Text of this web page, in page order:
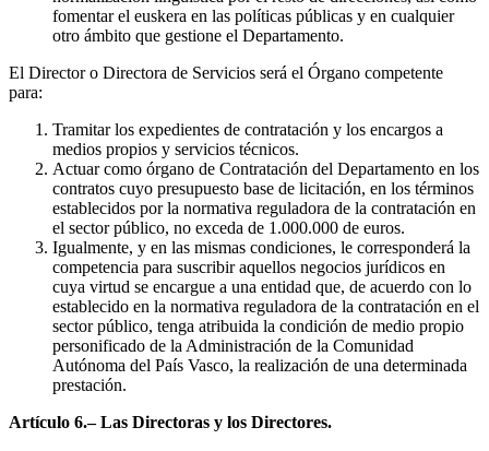
fomentar el euskera en las políticas públicas y en cualquier
otro ámbito que gestione el Departamento.
El Director o Directora de Servicios será el Órgano competente
para:
Tramitar los expedientes de contratación y los encargos a
medios propios y servicios técnicos.
Actuar como órgano de Contratación del Departamento en los
contratos cuyo presupuesto base de licitación, en los términos
establecidos por la normativa reguladora de la contratación en
el sector público, no exceda de 1.000.000 de euros.
Igualmente, y en las mismas condiciones, le corresponderá la
competencia para suscribir aquellos negocios jurídicos en
cuya virtud se encargue a una entidad que, de acuerdo con lo
establecido en la normativa reguladora de la contratación en el
sector público, tenga atribuida la condición de medio propio
personificado de la Administración de la Comunidad
Autónoma del País Vasco, la realización de una determinada
prestación.
Artículo 6.– Las Directoras y los Directores.